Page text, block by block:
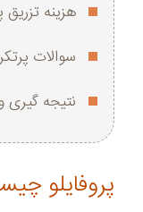
هزینه تزریق
سوالات
نتیجه‌ گیری
پروفایلو